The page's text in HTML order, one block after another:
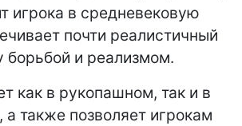
игрока в средневековую
почти реалистичный
и реализмом.
как в рукопашном, так и в
также позволяет игрокам